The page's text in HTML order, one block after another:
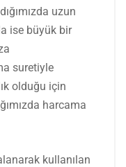
uzun
ise büyük bir
suretiyle
olduğu için
harcama
kullanılan